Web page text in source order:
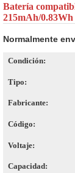
Batería
215mAh/0.83Wh
Normalmente
Condición:
Tipo:
Fabricante:
Código:
Voltaje:
Capacidad: